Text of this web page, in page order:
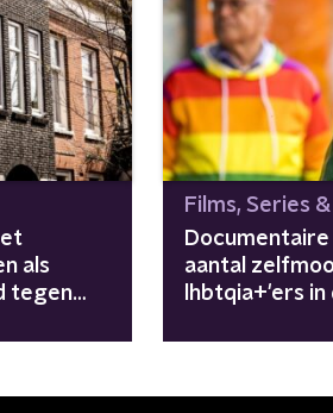
als
tegen
Films, Series
aantal
lhbtqia+'ers in